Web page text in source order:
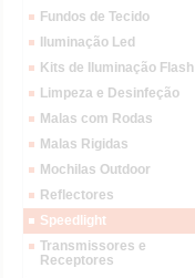
Fundos de Tecido
Iluminação Led
Kits de Iluminação Flash
Limpeza e Desinfeção
Malas com Rodas
Malas Rigidas
Mochilas Outdoor
Reflectores
Speedlight
Transmissores e
Receptores